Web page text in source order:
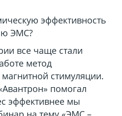
эффективность
ЭМС?
все чаще стали
метод
стимуляции.
помогал
эффективнее мы